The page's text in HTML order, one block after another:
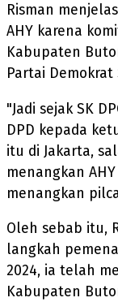
Risman
AHY karena
Kabupaten
Partai
"Jadi sejak SK
DPD kepada
itu di Jakarta,
menangkan
menangkan
Oleh sebab itu,
langkah
2024, ia telah
Kabupaten